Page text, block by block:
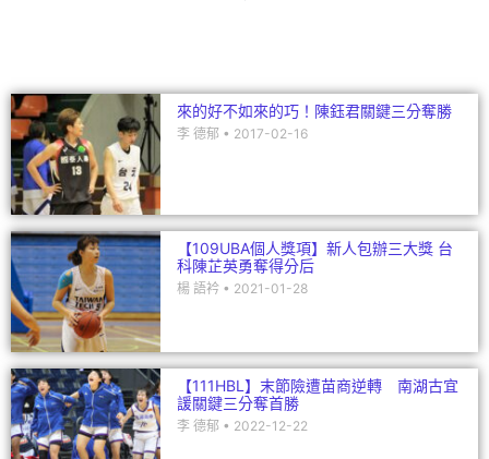
來的好不如來的巧！陳鈺君關鍵三分奪勝
李 德郁 2017-02-16
【109UBA個人獎項】新人包辦三大獎 台
科陳芷英勇奪得分后
楊 語衿 2021-01-28
【111HBL】末節險遭苗商逆轉 南湖古宜
諼關鍵三分奪首勝
李 德郁 2022-12-22